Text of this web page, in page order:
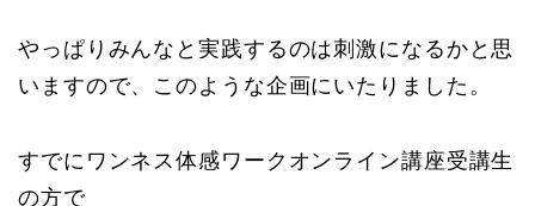
やっぱりみんなと実践するのは刺激になるかと思
いますので、このような企画にいたりました。
すでにワンネス体感ワークオンライン講座受講生
の方で